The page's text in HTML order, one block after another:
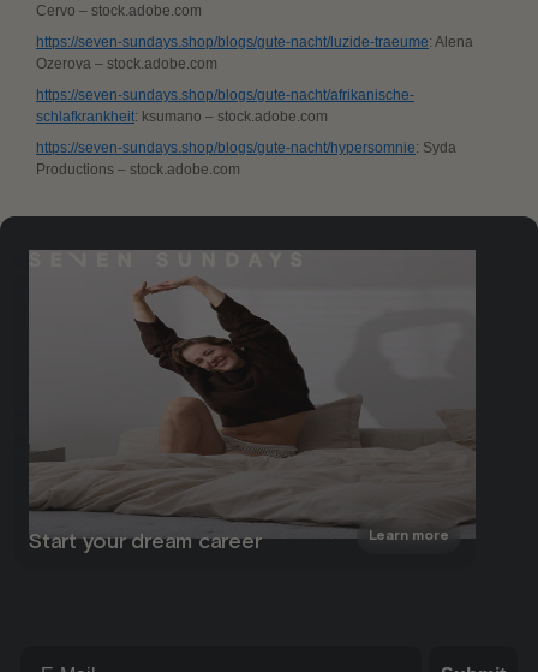
Cervo – stock.adobe.com
https://seven-sundays.shop/blogs/gute-nacht/luzide-traeume: Alena
Ozerova – stock.adobe.com
https://seven-sundays.shop/blogs/gute-nacht/afrikanische-
schlafkrankheit: ksumano – stock.adobe.com
https://seven-sundays.shop/blogs/gute-nacht/hypersomnie: Syda
Productions – stock.adobe.com
Start your dream career Learn more